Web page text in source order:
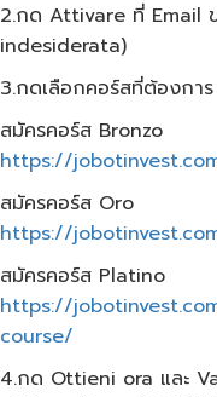
2.กด Attivare ที่ Email
indesiderata)
3.กดเลือกคอร์สที่ต้องการ
สมัครคอร์ส Bronzo
https://
สมัครคอร์ส Oro
https://
สมัครคอร์ส Platino
https://
course/
4.กด Ottieni ora และ